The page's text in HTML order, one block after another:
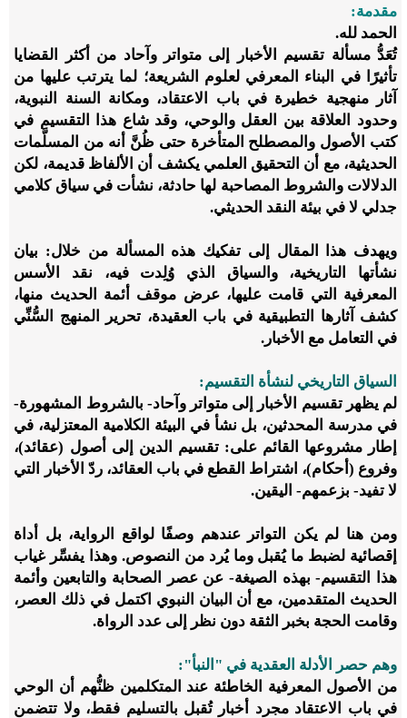
مقدمة:
الحمد لله.
تُعَدُّ مسألة تقسيم الأخبار إلى متواتر وآحاد من أكثر القضايا
تأثيرًا في البناء المعرفي لعلوم الشريعة؛ لما يترتب عليها من
آثار منهجية خطيرة في باب الاعتقاد، ومكانة السنة النبوية،
وحدود العلاقة بين العقل والوحي، وقد شاع هذا التقسيم في
كتب الأصول والمصطلح المتأخرة حتى ظُنَّ أنه من المسلَّمات
الحديثية، مع أن التحقيق العلمي يكشف أن الألفاظ قديمة، لكن
الدلالات والشروط المصاحبة لها حادثة، نشأت في سياق كلامي
جدلي لا في بيئة النقد الحديثي.
ويهدف هذا المقال إلى تفكيك هذه المسألة من خلال: بيان
نشأتها التاريخية، والسياق الذي وُلِدت فيه، نقد الأسس
المعرفية التي قامت عليها، عرض موقف أئمة الحديث منها،
كشف آثارها التطبيقية في باب العقيدة، تحرير المنهج السُّنِّي
في التعامل مع الأخبار.
السياق التاريخي لنشأة التقسيم:
لم يظهر تقسيم الأخبار إلى متواتر وآحاد- بالشروط المشهورة-
في مدرسة المحدثين، بل نشأ في البيئة الكلامية المعتزلية، في
إطار مشروعها القائم على: تقسيم الدين إلى أصول (عقائد)،
وفروع (أحكام)، اشتراط القطع في باب العقائد، ردّ الأخبار التي
لا تفيد- بزعمهم- اليقين.
ومن هنا لم يكن التواتر عندهم وصفًا لواقع الرواية، بل أداة
إقصائية لضبط ما يُقبل وما يُرد من النصوص. وهذا يفسِّر غياب
هذا التقسيم- بهذه الصيغة- عن عصر الصحابة والتابعين وأئمة
الحديث المتقدمين، مع أن البيان النبوي اكتمل في ذلك العصر،
وقامت الحجة بخبر الثقة دون نظر إلى عدد الرواة.
وهم حصر الأدلة العقدية في "النبأ":
من الأصول المعرفية الخاطئة عند المتكلمين ظنُّهم أن الوحي
في باب الاعتقاد مجرد أخبار تُقبل بالتسليم فقط، ولا تتضمن